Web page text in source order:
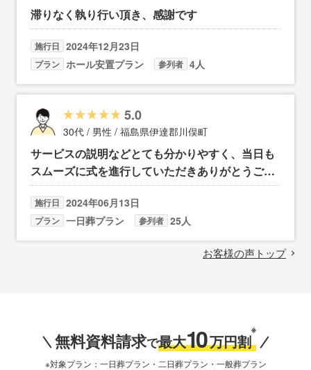
滞りなく執り行い頂き、感謝です
施行日 2024年12月23日
プラン ホール安置プラン 参列者 4人
5.0
30代 / 男性 / 福島県伊達郡川俣町
サービスの説明などとても分かりやすく、当日も
スムーズに式を進行していただきありがとうござ
いました。
施行日 2024年06月13日
プラン 一日葬プラン 参列者 25人
お客様の声トップ
無料資料請求で最大10万円割
※
※対象プラン：一日葬プラン・二日葬プラン・一般葬プラン